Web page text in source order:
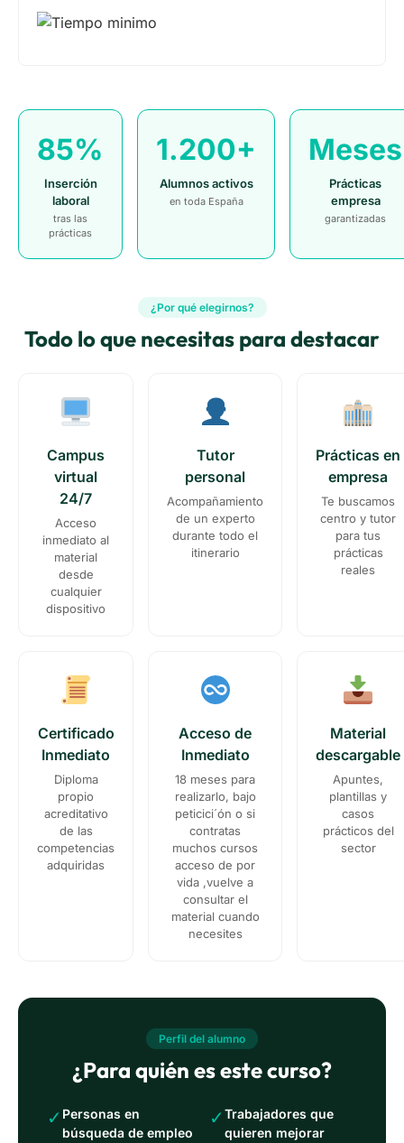
85%
Inserción
laboral
tras las
prácticas
1.200+
Alumnos activos
en toda España
Meses
Prácticas
empresa
garantizadas
¿Por qué elegirnos?
Todo lo que necesitas para destacar
Campus
virtual
24/7
Acceso
inmediato al
material
desde
cualquier
dispositivo
Tutor
personal
Acompañamiento
de un experto
durante todo el
itinerario
Prácticas en
empresa
Te buscamos
centro y tutor
para tus
prácticas
reales
Certificado
Inmediato
Diploma
propio
acreditativo
de las
competencias
adquiridas
Acceso de
Inmediato
18 meses para
realizarlo, bajo
peticici´ón o si
contratas
muchos cursos
acceso de por
vida ,vuelve a
consultar el
material cuando
necesites
Material
descargable
Apuntes,
plantillas y
casos
prácticos del
sector
Perfil del alumno
¿Para quién es este curso?
✓ Personas en
búsqueda de empleo
✓ Trabajadores que
quieren mejorar